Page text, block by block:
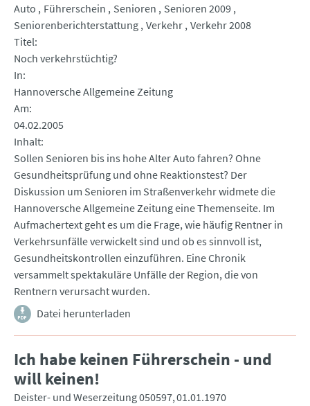
Auto
Führerschein Senioren
Senioren 2009
Seniorenberichterstattung Verkehr Verkehr 2008
Titel
Noch verkehrstüchtig?
In
Hannoversche Allgemeine Zeitung
Am
04.02.2005
Inhalt
Sollen Senioren bis ins hohe Alter Auto fahren? Ohne
Gesundheitsprüfung und ohne Reaktionstest? Der
Diskussion um Senioren im Straßenverkehr widmete die
Hannoversche Allgemeine Zeitung eine Themenseite. Im
Aufmachertext geht es um die Frage, wie häufig Rentner in
Verkehrsunfälle verwickelt sind und ob es sinnvoll ist,
Gesundheitskontrollen einzuführen. Eine Chronik
versammelt spektakuläre Unfälle der Region, die von
Rentnern verursacht wurden.
Datei herunterladen
Ich habe keinen Führerschein - und
will keinen!
Deister- und Weserzeitung 050597 01.01.1970